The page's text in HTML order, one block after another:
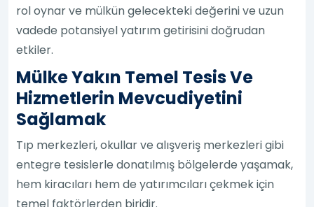
rol oynar ve mülkün gelecekteki değerini ve uzun
vadede potansiyel yatırım getirisini doğrudan
etkiler.
Mülke Yakın Temel Tesis Ve
Hizmetlerin Mevcudiyetini
Sağlamak
Tıp merkezleri, okullar ve alışveriş merkezleri gibi
entegre tesislerle donatılmış bölgelerde yaşamak,
hem kiracıları hem de yatırımcıları çekmek için
temel faktörlerden biridir.